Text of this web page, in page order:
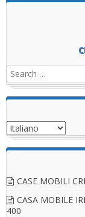
CASE MOBILI
CASA MOBILE
400